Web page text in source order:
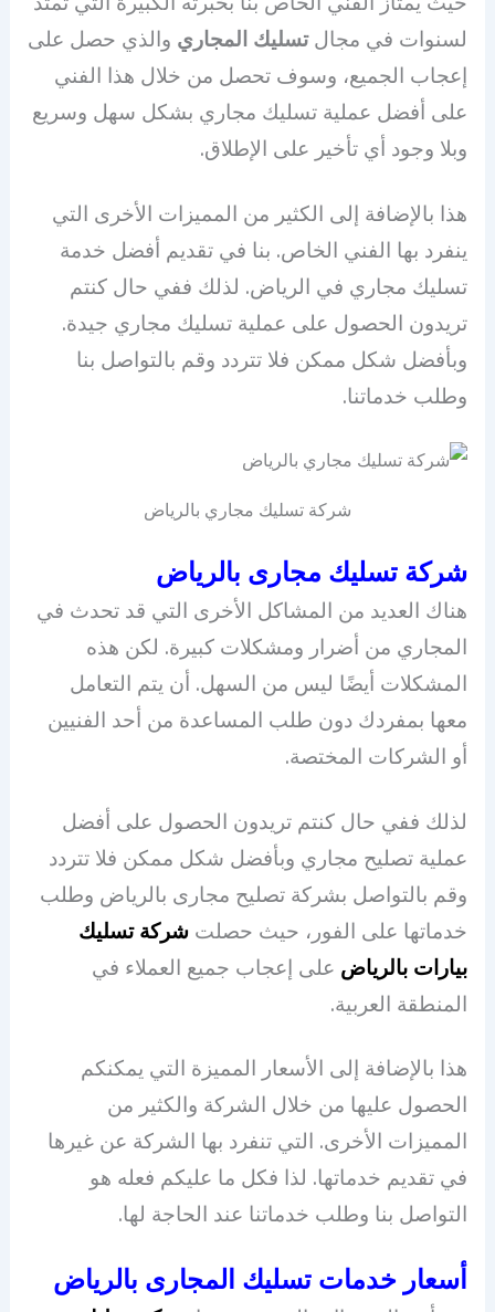
لسنوات في مجالتسليك المجاري والذي حصل على
إعجاب الجميع، وسوف تحصل من خلال هذا الفني
على أفضل عملية تسليك مجاري بشكل سهل وسريع
وبلا وجود أي تأخير على الإطلاق.
هذا بالإضافة إلى الكثير من المميزات الأخرى التي
ينفرد بها الفني الخاص. بنا في تقديم أفضل خدمة
تسليك مجاري في الرياض. لذلك ففي حال كنتم
تريدون الحصول على عملية تسليك مجاري جيدة.
وبأفضل شكل ممكن فلا تتردد وقم بالتواصل بنا
وطلب خدماتنا.
شركة تسليك مجاري بالرياض
شركة تسليك مجارى بالرياض
هناك العديد من المشاكل الأخرى التي قد تحدث في
المجاري من أضرار ومشكلات كبيرة. لكن هذه
المشكلات أيضًا ليس من السهل. أن يتم التعامل
معها بمفردك دون طلب المساعدة من أحد الفنيين
أو الشركات المختصة.
لذلك ففي حال كنتم تريدون الحصول على أفضل
عملية تصليح مجاري وبأفضل شكل ممكن فلا تتردد
وقم بالتواصل بشركة تصليح مجارى بالرياض وطلب
خدماتها على الفور، حيث حصلت شركة تسليك
بيارات بالرياض على إعجاب جميع العملاء في
المنطقة العربية.
هذا بالإضافة إلى الأسعار المميزة التي يمكنكم
الحصول عليها من خلال الشركة والكثير من
المميزات الأخرى. التي تنفرد بها الشركة عن غيرها
في تقديم خدماتها. لذا فكل ما عليكم فعله هو
التواصل بنا وطلب خدماتنا عند الحاجة لها.
أسعار خدمات تسليك المجارى بالرياض